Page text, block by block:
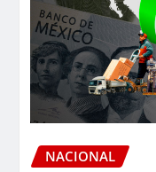
NACIONAL